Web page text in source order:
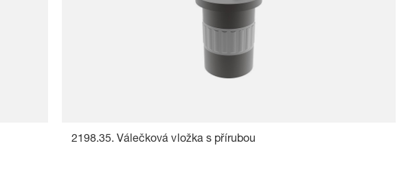
2198.35. Válečková vložka s přírubou